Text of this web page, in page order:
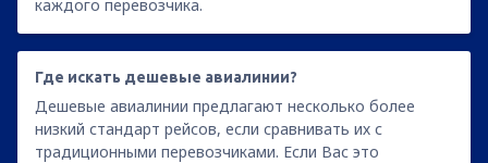
каждого перевозчика.
Где искать дешевые авиалинии?
Дешевые авиалинии предлагают несколько более
низкий стандарт рейсов, если сравнивать их с
традиционными перевозчиками. Если Вас это